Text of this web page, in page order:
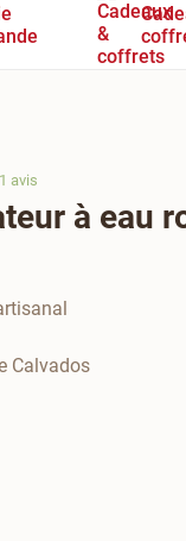
1 avis
à eau
Calvados